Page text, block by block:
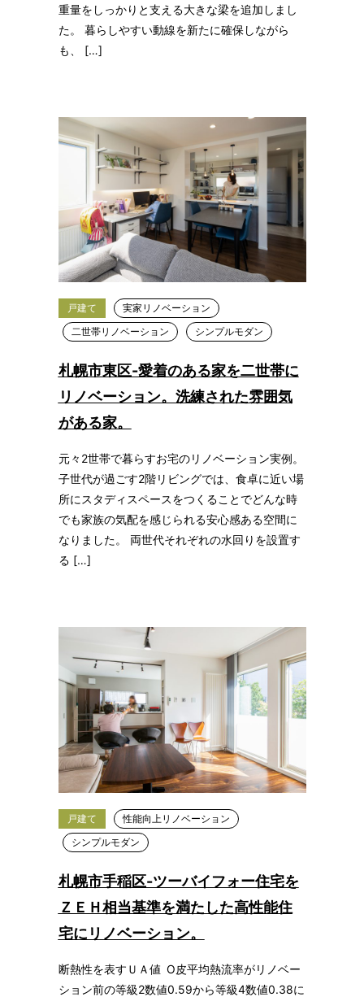
重量をしっかりと支える大きな梁を追加しまし
た。 暮らしやすい動線を新たに確保しながら
も、 […]
戸建て
実家リノベーション
二世帯リノベーション
シンプルモダン
札幌市東区-愛着のある家を二世帯に
リノベーション。洗練された雰囲気
がある家。
元々2世帯で暮らすお宅のリノベーション実例。
子世代が過ごす2階リビングでは、食卓に近い場
所にスタディスペースをつくることでどんな時
でも家族の気配を感じられる安心感ある空間に
なりました。 両世代それぞれの水回りを設置す
る […]
戸建て
性能向上リノベーション
シンプルモダン
札幌市手稲区-ツーバイフォー住宅を
ＺＥＨ相当基準を満たした高性能住
宅にリノベーション。
断熱性を表すＵＡ値 O皮平均熱流率がリノベー
ション前の等級2数値0.59から等級4数値0.38に